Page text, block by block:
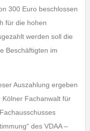
300 Euro beschlossen
für die hohen
werden soll die
Beschäftigten im
Auszahlung ergeben
Fachanwalt für
des VDAA –